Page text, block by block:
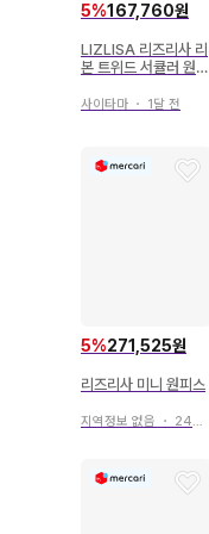
5%167,760원
LIZLISA 리즈리사 리
본 트위드 서큘러 원피
사이타마 ・ 1달 전
5%271,525원
리즈리사 미니 원피스
지역정보 없음 ・ 24일 전